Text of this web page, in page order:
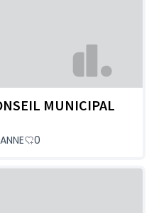
MUNICIPAL
0